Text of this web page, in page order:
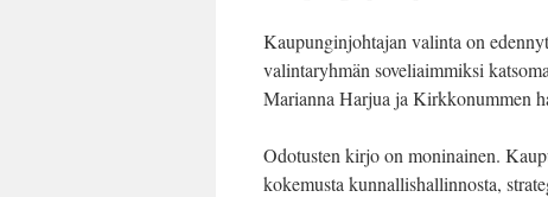
Kaupunginjohtajan valinta on
valintaryhmän soveliaimmiksi
Marianna Harjua ja Kirkkonummen
Odotusten kirjo on moninainen.
kokemusta kunnallishallinnosta,